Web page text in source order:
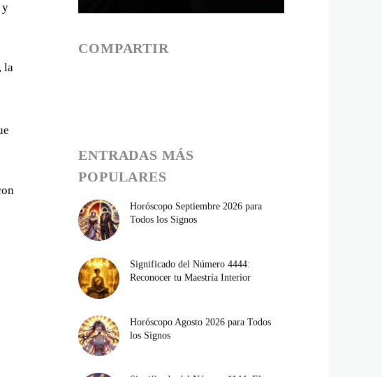
y
la
COMPARTIR
ENTRADAS MÁS
POPULARES
Horóscopo Septiembre 2026 para
Todos los Signos
Significado del Número 4444:
Reconocer tu Maestría Interior
Horóscopo Agosto 2026 para Todos
los Signos